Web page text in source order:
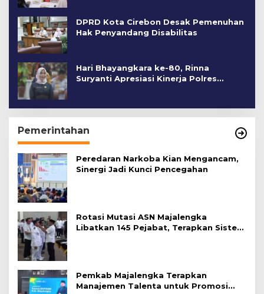
DPRD Kota Cirebon Desak Pemenuhan
Hak Penyandang Disabilitas
Hari Bhayangkara ke-80, Rinna
Suryanti Apresiasi Kinerja Polres
Pemerintahan
Peredaran Narkoba Kian Mengancam,
Sinergi Jadi Kunci Pencegahan
Rotasi Mutasi ASN Majalengka
Libatkan 145 Pejabat, Terapkan Sistem
Pemkab Majalengka Terapkan
Manajemen Talenta untuk Promosi